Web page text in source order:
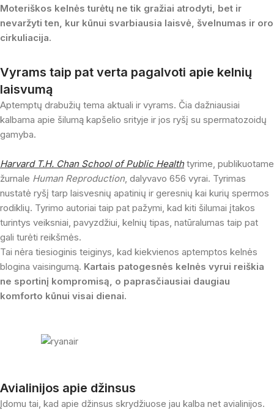
Moteriškos kelnės turėtų ne tik gražiai atrodyti, bet ir
nevaržyti ten, kur kūnui svarbiausia laisvė, švelnumas ir oro
cirkuliacija.
Vyrams taip pat verta pagalvoti apie kelnių
laisvumą
Aptemptų drabužių tema aktuali ir vyrams. Čia dažniausiai
kalbama apie šilumą kapšelio srityje ir jos ryšį su spermatozoidų
gamyba.
Harvard T.H. Chan School of Public Healthtyrime, publikuotame
žurnale Human Reproduction , dalyvavo 656 vyrai. Tyrimas
nustatė ryšį tarp laisvesnių apatinių ir geresnių kai kurių spermos
rodiklių. Tyrimo autoriai taip pat pažymi, kad kiti šilumai įtakos
turintys veiksniai, pavyzdžiui, kelnių tipas, natūralumas taip pat
gali turėti reikšmės.
Tai nėra tiesioginis teiginys, kad kiekvienos aptemptos kelnės
blogina vaisingumą. Kartais patogesnės kelnės vyrui reiškia
ne sportinį kompromisą, o paprasčiausiai daugiau
komforto kūnui visai dienai.
Avialinijos apie džinsus
Įdomu tai, kad apie džinsus skrydžiuose jau kalba net avialinijos.